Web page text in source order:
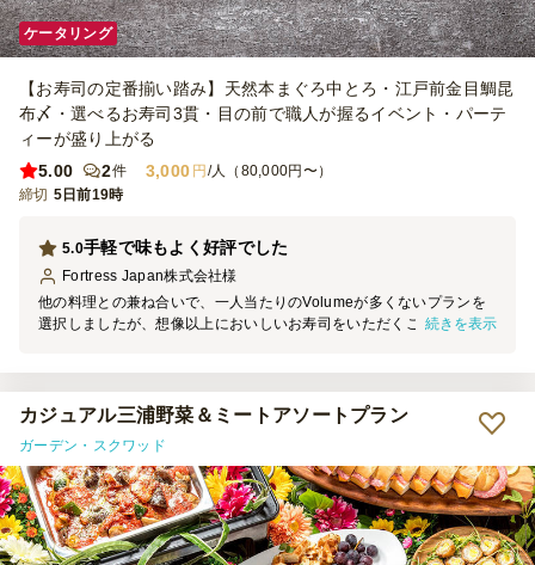
ケータリング
【お寿司の定番揃い踏み】天然本まぐろ中とろ・江戸前金目鯛昆
布〆・選べるお寿司3貫・目の前で職人が握るイベント・パーテ
ィーが盛り上がる
5.00
2件 3,000 円 /人（80,000円〜）
締切 5日前19時
手軽で味もよく好評でした
5.0
Fortress Japan株式会社様
他の料理との兼ね合いで、一人当たりのVolumeが多くないプランを
選択しましたが、想像以上においしいお寿司をいただくことができ
続きを表示
カジュアル三浦野菜＆ミートアソートプラン
ガーデン・スクワッド